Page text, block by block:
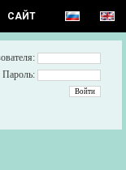
САЙТ
Пароль: